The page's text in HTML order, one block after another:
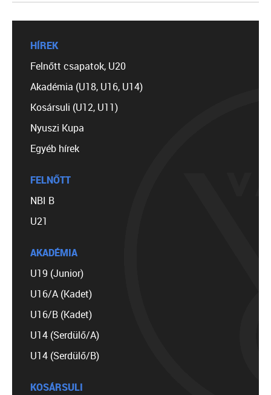
HÍREK
Felnőtt csapatok, U20
Akadémia (U18, U16, U14)
Kosársuli (U12, U11)
Nyuszi Kupa
Egyéb hírek
FELNŐTT
NBI B
U21
AKADÉMIA
U19 (Junior)
U16/A (Kadet)
U16/B (Kadet)
U14 (Serdülő/A)
U14 (Serdülő/B)
KOSÁRSULI